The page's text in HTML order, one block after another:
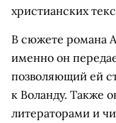
христианских
В сюжете романа
именно он
позволяющий ей
к Воланду. Также
литераторами и